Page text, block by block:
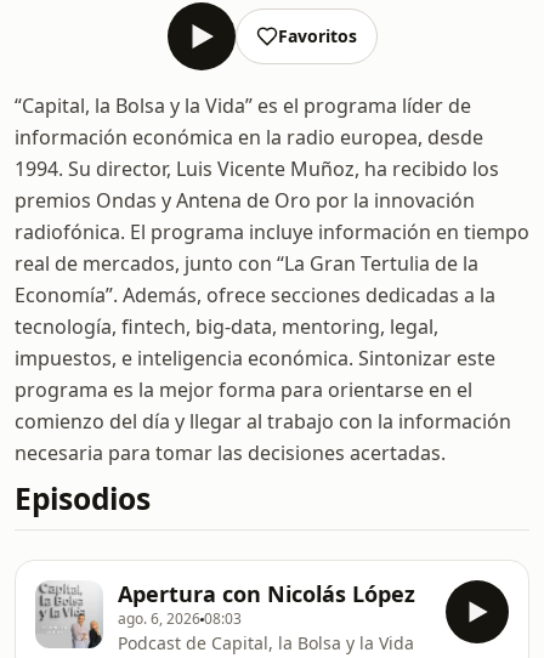
Favoritos
“Capital, la Bolsa y la Vida” es el programa líder de
información económica en la radio europea, desde
1994. Su director, Luis Vicente Muñoz, ha recibido los
premios Ondas y Antena de Oro por la innovación
radiofónica. El programa incluye información en tiempo
real de mercados, junto con “La Gran Tertulia de la
Economía”. Además, ofrece secciones dedicadas a la
tecnología, fintech, big-data, mentoring, legal,
impuestos, e inteligencia económica. Sintonizar este
programa es la mejor forma para orientarse en el
comienzo del día y llegar al trabajo con la información
necesaria para tomar las decisiones acertadas.
Episodios
Apertura con Nicolás López
ago. 6, 202608:03
Podcast de Capital, la Bolsa y la Vida